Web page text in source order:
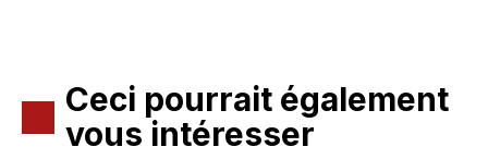
Ceci pourrait également
vous intéresser